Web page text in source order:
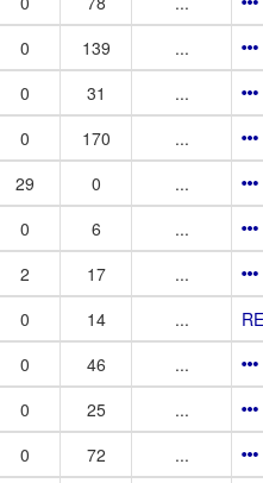
0 139
...
0 31
...
0 170
...
29 0
...
0 6
...
2 17
...
0 14 ...
0 46
...
0 25
...
0 72 ...